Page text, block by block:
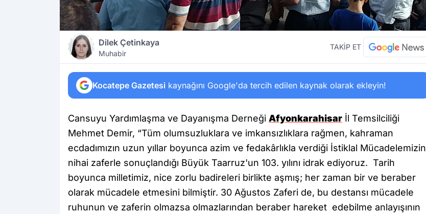
Dilek Çetinkaya
Muhabir
TAKİP ET
Kocatepe Gazetesi kaynağını Google'da tercih edilen kaynak olarak ekleyin!
Cansuyu Yardımlaşma ve Dayanışma Derneği Afyonkarahisar İl Temsilciliği
Mehmet Demir, “Tüm olumsuzluklara ve imkansızlıklara rağmen, kahraman
ecdadımızın uzun yıllar boyunca azim ve fedakârlıkla verdiği İstiklal Mücadelemizin
nihai zaferle sonuçlandığı Büyük Taarruz'un 103. yılını idrak ediyoruz. Tarih
boyunca milletimiz, nice zorlu badireleri birlikte aşmış; her zaman bir ve beraber
olarak mücadele etmesini bilmiştir. 30 Ağustos Zaferi de, bu destansı mücadele
ruhunun ve zaferin olmazsa olmazlarından beraber hareket edebilme anlayışının